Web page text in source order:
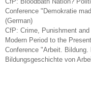
Conference "Demokratie
(German)
CfP: Crime, Punishment
Modern Period to the Present
Conference "Arbeit.
Bildungsgeschichte von